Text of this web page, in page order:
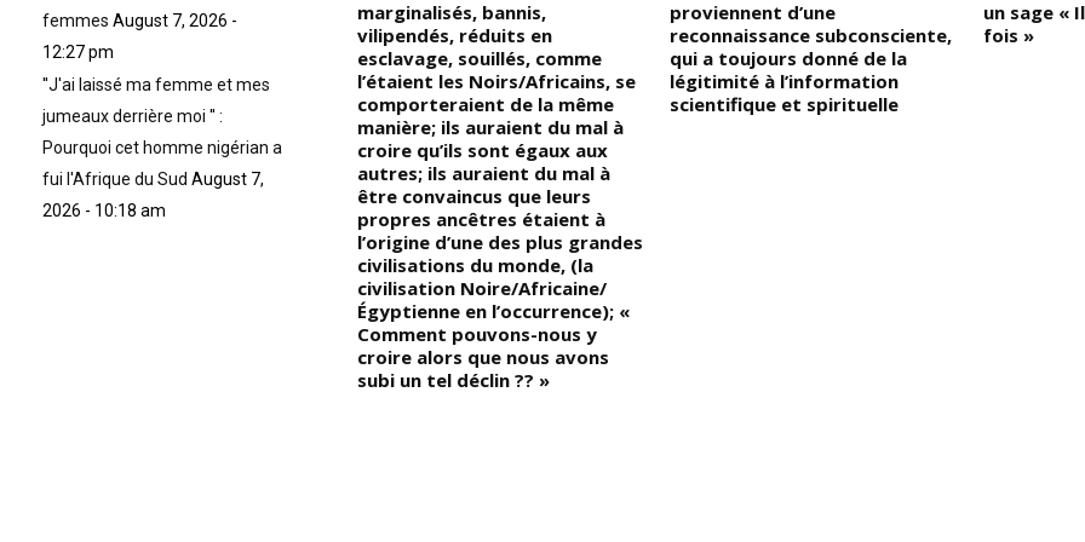
esclaves Noirs/Africains, tant
pendant la traversée
transatlantique que dans les
colonies Américaines; (De l’avis
de tous les Noirs/Africains, les
chaînes suédoises, réputées
pour leur solidité, offraient un
excellent rapport qualité-prix);
« Chers frères et sœurs
Noirs/Africains, n’essayez pas
marginalisés, bannis,
vilipendés, réduits en
esclavage, souillés, comme
l’étaient les Noirs/Africains, se
comporteraient de la même
manière; ils auraient du mal à
croire qu’ils sont égaux aux
autres; ils auraient du mal à
être convaincus que leurs
propres ancêtres étaient à
l’origine d’une des plus grandes
civilisations du monde, (la
civilisation Noire/Africaine/
Égyptienne en l’occurrence); «
Comment pouvons-nous y
croire alors que nous avons
subi un tel déclin ?? »
proviennent d’une
reconnaissance subconsciente,
qui a toujours donné de la
légitimité à l’information
scientifique et spirituelle
un sage «
fois »
femmes August 7, 2026 -
12:27 pm
''J'ai laissé ma femme et mes
jumeaux derrière moi '' :
Pourquoi cet homme nigérian a
fui l'Afrique du Sud August 7,
2026 - 10:18 am